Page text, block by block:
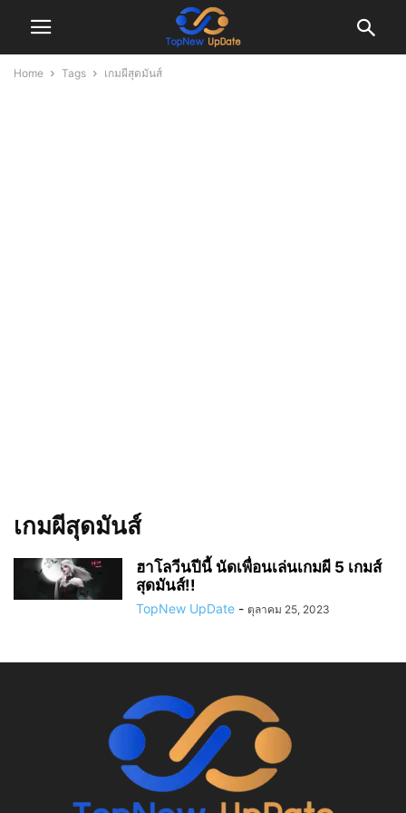
Home Tags เกมผีสุดมันส์
เกมผีสุดมันส์
ฮาโลวีนปีนี้ นัดเพื่อนเล่นเกมผี 5 เกมส์
สุดมันส์!!
TopNew UpDate - ตุลาคม 25, 2023